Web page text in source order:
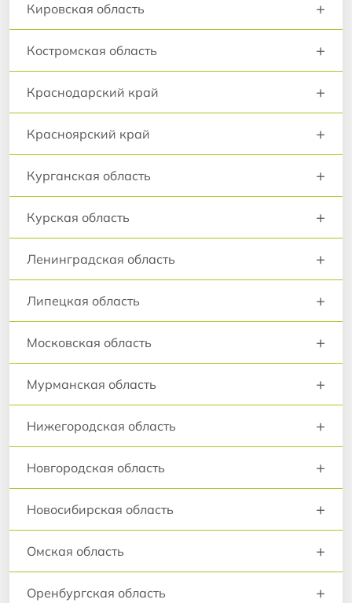
Кировская область +
Костромская область +
Краснодарский край +
Красноярский край +
Курганская область +
Курская область +
Ленинградская область +
Липецкая область +
Московская область +
Мурманская область +
Нижегородская область +
Новгородская область +
Новосибирская область +
Омская область +
Оренбургская область +